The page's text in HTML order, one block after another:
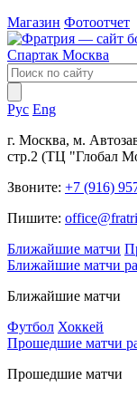
Магазин Фотоотчет
Рус Eng
г. Москва, м.
стр.2 (ТЦ "Глобал
Звоните: +7 (916)
Пишите:
Ближайшие матчи
Ближайшие матчи
Ближайшие матчи
Футбол Хоккей
Прошедшие матчи
Прошедшие матчи